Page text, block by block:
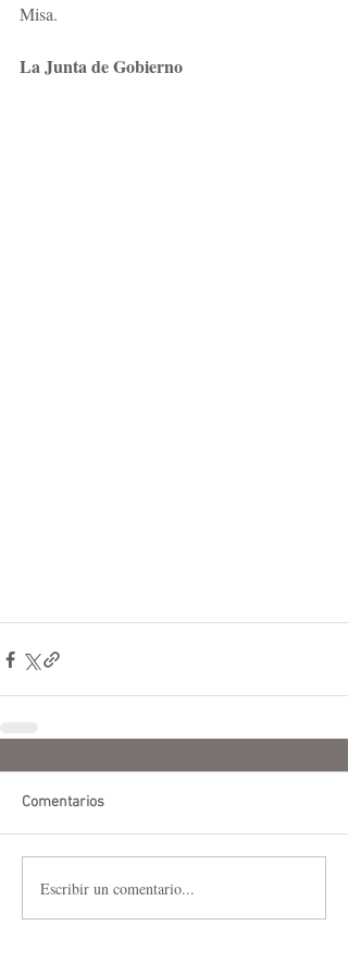
Misa.
La Junta de Gobierno
Comentarios
Escribir un comentario...